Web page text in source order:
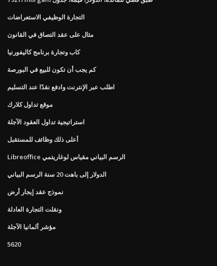
التجارة الوظيفي الاستعراضات
مثال على عقد التصاق في القانون
كاب وتجارة برنامج كاليفورنيا
كم يجب أن تكون للبيع في البورصة
اطلب عبر الإنترنت وادفع نقدًا عند التسليم
موقع تداول كلارك
استراتيجية تداول العقود الآجلة
أعلى ذلك وظائف للمستقبل
Libreoffice الرسم البياني مقياس لوغاريتمي
الدولار إلى باهت 20 سنة الرسم البياني
نموذج عقد إيجار أرض
ونقلت التجارة العادلة
مؤشر ألمانيا الآجلة
5620